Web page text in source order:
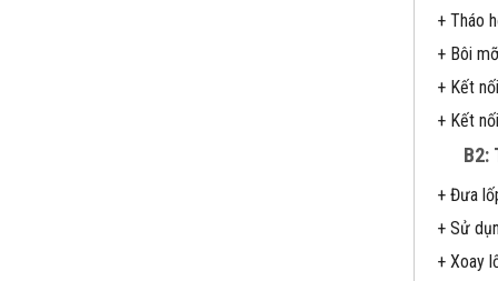
+ Tháo
+ Bôi
+ Kết
+ Kết
B2:
+ Đưa
+ Sử
+ Xoay